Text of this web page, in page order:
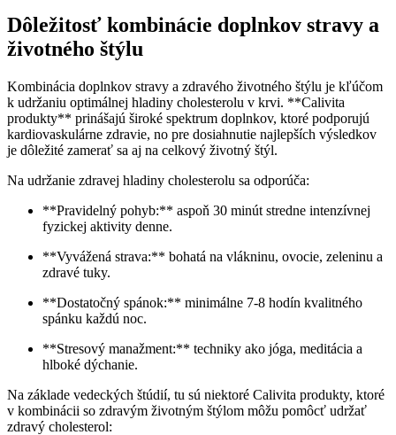
Dôležitosť kombinácie doplnkov stravy a
životného štýlu
Kombinácia doplnkov stravy a zdravého životného štýlu je kľúčom
k udržaniu optimálnej hladiny cholesterolu v krvi. **Calivita
produkty** prinášajú široké spektrum doplnkov, ktoré podporujú
kardiovaskulárne zdravie, no pre dosiahnutie najlepších výsledkov
je dôležité zamerať sa aj na celkový životný štýl.
Na udržanie zdravej hladiny cholesterolu sa odporúča:
**Pravidelný pohyb:** aspoň 30 minút stredne intenzívnej
fyzickej aktivity denne.
**Vyvážená strava:** bohatá na vlákninu, ovocie, zeleninu a
zdravé tuky.
**Dostatočný spánok:** minimálne 7-8 hodín kvalitného
spánku každú noc.
**Stresový manažment:** techniky ako jóga, meditácia a
hlboké dýchanie.
Na základe vedeckých štúdií, tu sú niektoré Calivita produkty, ktoré
v kombinácii so zdravým životným štýlom môžu pomôcť udržať
zdravý cholesterol: